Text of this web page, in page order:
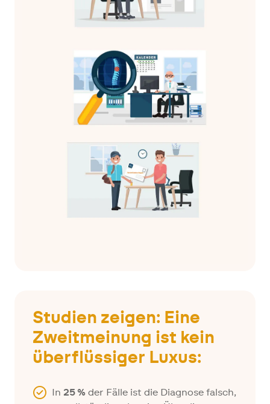
Studien zeigen: Eine
Zweitmeinung ist kein
überflüssiger Luxus:
In 25 %der Fälle ist die Diagnose falsch,